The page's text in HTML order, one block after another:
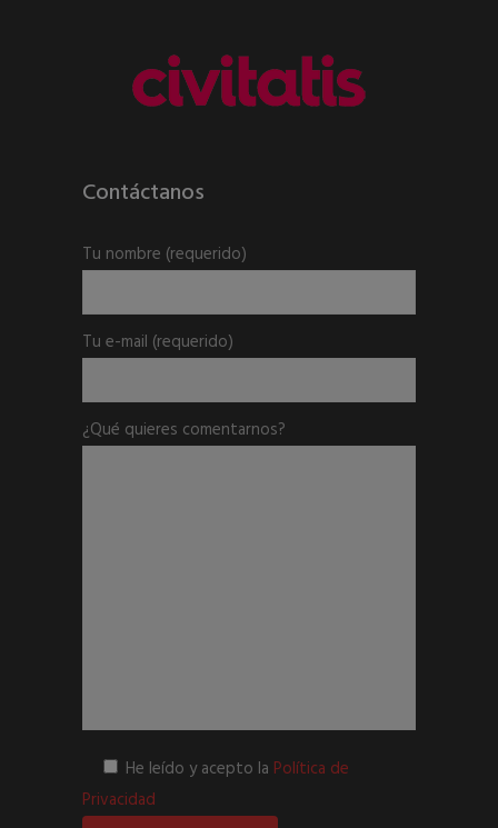
Contáctanos
Tu nombre (requerido)
Tu e-mail (requerido)
¿Qué quieres comentarnos?
He leído y acepto la Política de
Privacidad